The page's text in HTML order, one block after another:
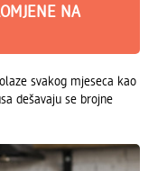
NA
svakog mjeseca kao
dešavaju se brojne